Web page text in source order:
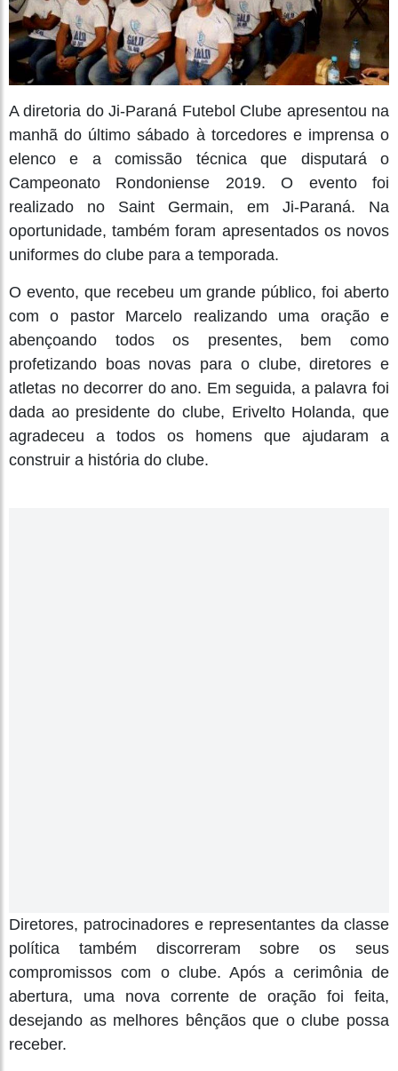
A diretoria do Ji-Paraná Futebol Clube apresentou na
manhã do último sábado à torcedores e imprensa o
elenco e a comissão técnica que disputará o
Campeonato Rondoniense 2019. O evento foi
realizado no Saint Germain, em Ji-Paraná. Na
oportunidade, também foram apresentados os novos
uniformes do clube para a temporada.
O evento, que recebeu um grande público, foi aberto
com o pastor Marcelo realizando uma oração e
abençoando todos os presentes, bem como
profetizando boas novas para o clube, diretores e
atletas no decorrer do ano. Em seguida, a palavra foi
dada ao presidente do clube, Erivelto Holanda, que
agradeceu a todos os homens que ajudaram a
construir a história do clube.
Diretores, patrocinadores e representantes da classe
política também discorreram sobre os seus
compromissos com o clube. Após a cerimônia de
abertura, uma nova corrente de oração foi feita,
desejando as melhores bênçãos que o clube possa
receber.